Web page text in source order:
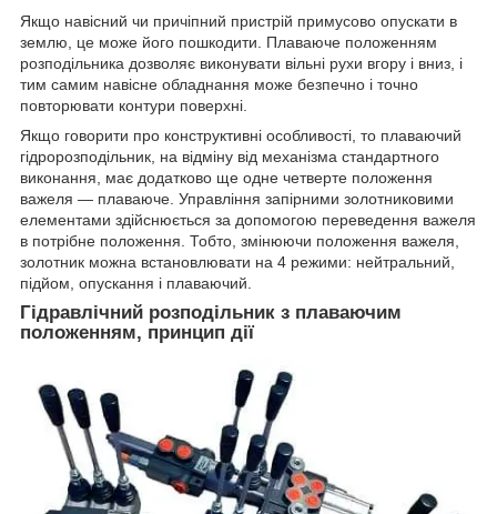
Якщо навісний чи причіпний пристрій примусово опускати в
землю, це може його пошкодити. Плаваюче положенням
розподільника дозволяє виконувати вільні рухи вгору і вниз, і
тим самим навісне обладнання може безпечно і точно
повторювати контури поверхні.
Якщо говорити про конструктивні особливості, то плаваючий
гідророзподільник, на відміну від механізма стандартного
виконання, має додатково ще одне четверте положення
важеля — плаваюче. Управління запірними золотниковими
елементами здійснюється за допомогою переведення важеля
в потрібне положення. Тобто, змінюючи положення важеля,
золотник можна встановлювати на 4 режими: нейтральний,
підйом, опускання і плаваючий.
Гідравлічний розподільник з плаваючим
положенням, принцип дії